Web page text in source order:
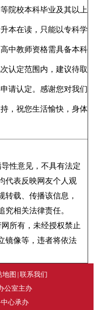
院校本科毕业及其以上
本在读，只能以专科学
中教师资格需具备本科
认定范围内，建议待取
请认定。感谢您对我们
，祝您生活愉快，身体
性意见，不具有法定
代表反映网友个人观
转载、传播该信息，
究相关法律责任。
所有，未经授权禁止
镜像等，违者将依法
地图 |联系我们
公室主办
心承办